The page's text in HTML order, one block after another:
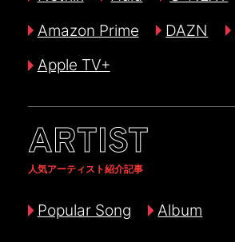
Amazon Prime
DAZN
Apple TV+
ARTIST
人気アーティスト紹介記事
Popular Song Album